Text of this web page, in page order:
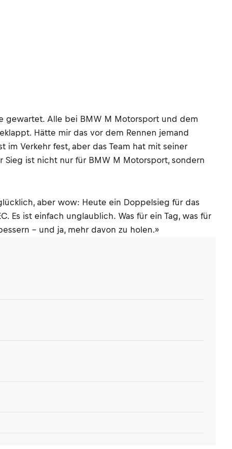
gewartet. Alle bei BMW M Motorsport und dem
Hätte mir das vor dem Rennen jemand
Verkehr fest, aber das Team hat mit seiner
ist nicht nur für BMW M Motorsport, sondern
aber wow: Heute ein Doppelsieg für das
Es ist einfach unglaublich. Was für ein Tag, was für
– und ja, mehr davon zu holen.»